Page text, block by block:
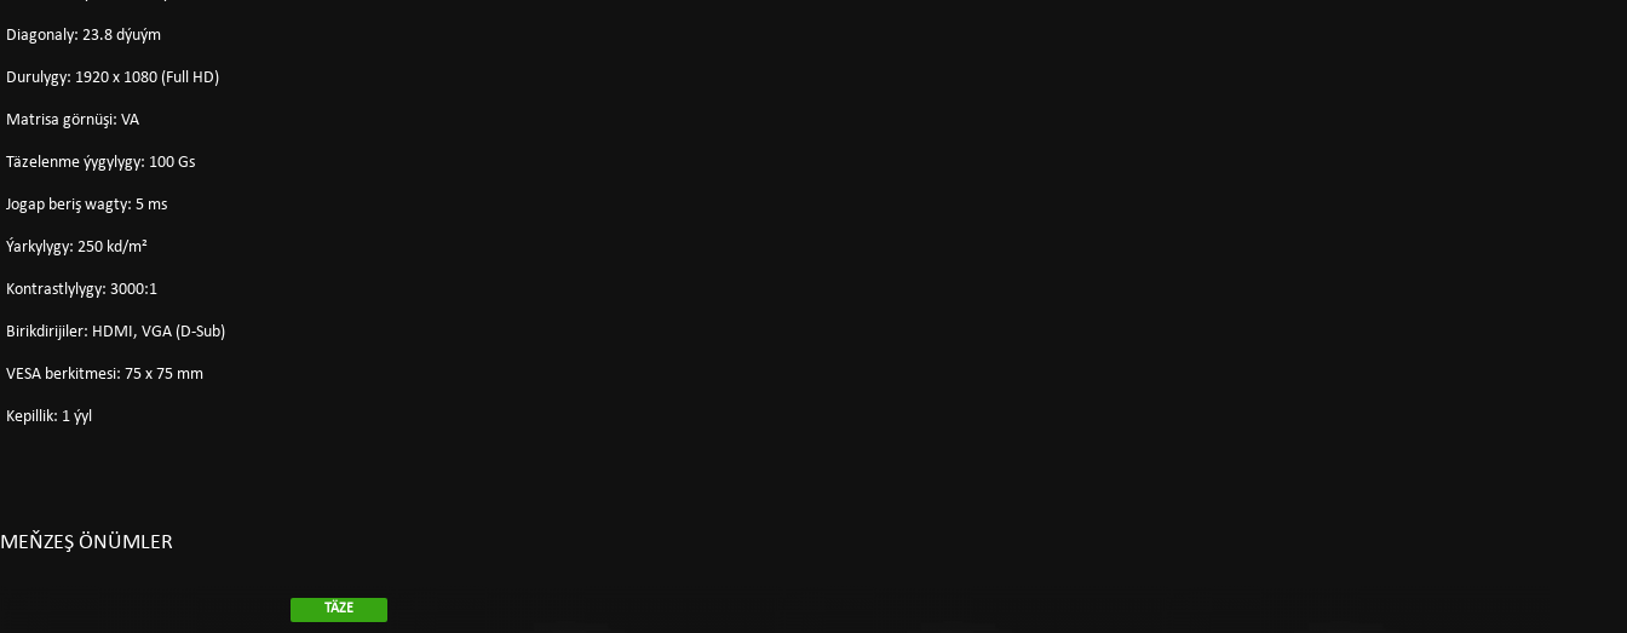
Diagonaly: 23.8 dýuým
Durulygy: 1920 x 1080 (Full HD)
Matrisa görnüşi: VA
Täzelenme ýygylygy: 100 Gs
Jogap beriş wagty: 5 ms
Ýarkylygy: 250 kd/m²
Kontrastlylygy: 3000:1
Birikdirijiler: HDMI, VGA (D-Sub)
VESA berkitmesi: 75 x 75 mm
Kepillik: 1 ýyl
MEŇZEŞ ÖNÜMLER
TÄZE